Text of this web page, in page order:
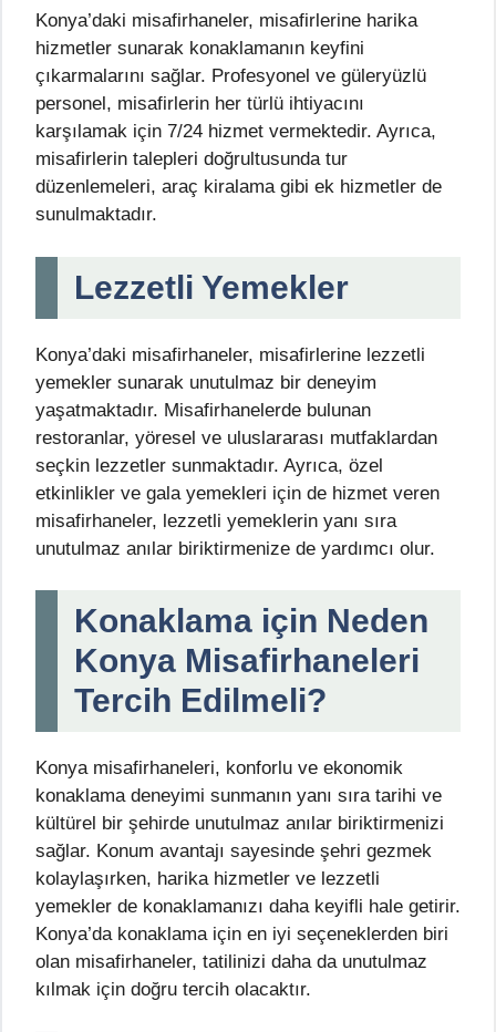
Konya’daki misafirhaneler, misafirlerine harika
hizmetler sunarak konaklamanın keyfini
çıkarmalarını sağlar. Profesyonel ve güleryüzlü
personel, misafirlerin her türlü ihtiyacını
karşılamak için 7/24 hizmet vermektedir. Ayrıca,
misafirlerin talepleri doğrultusunda tur
düzenlemeleri, araç kiralama gibi ek hizmetler de
sunulmaktadır.
Lezzetli Yemekler
Konya’daki misafirhaneler, misafirlerine lezzetli
yemekler sunarak unutulmaz bir deneyim
yaşatmaktadır. Misafirhanelerde bulunan
restoranlar, yöresel ve uluslararası mutfaklardan
seçkin lezzetler sunmaktadır. Ayrıca, özel
etkinlikler ve gala yemekleri için de hizmet veren
misafirhaneler, lezzetli yemeklerin yanı sıra
unutulmaz anılar biriktirmenize de yardımcı olur.
Konaklama için Neden
Konya Misafirhaneleri
Tercih Edilmeli?
Konya misafirhaneleri, konforlu ve ekonomik
konaklama deneyimi sunmanın yanı sıra tarihi ve
kültürel bir şehirde unutulmaz anılar biriktirmenizi
sağlar. Konum avantajı sayesinde şehri gezmek
kolaylaşırken, harika hizmetler ve lezzetli
yemekler de konaklamanızı daha keyifli hale getirir.
Konya’da konaklama için en iyi seçeneklerden biri
olan misafirhaneler, tatilinizi daha da unutulmaz
kılmak için doğru tercih olacaktır.